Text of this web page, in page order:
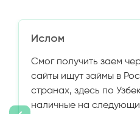
Ислом
Смог получить заем
сайты ищут займы в
странах, здесь по
наличные на